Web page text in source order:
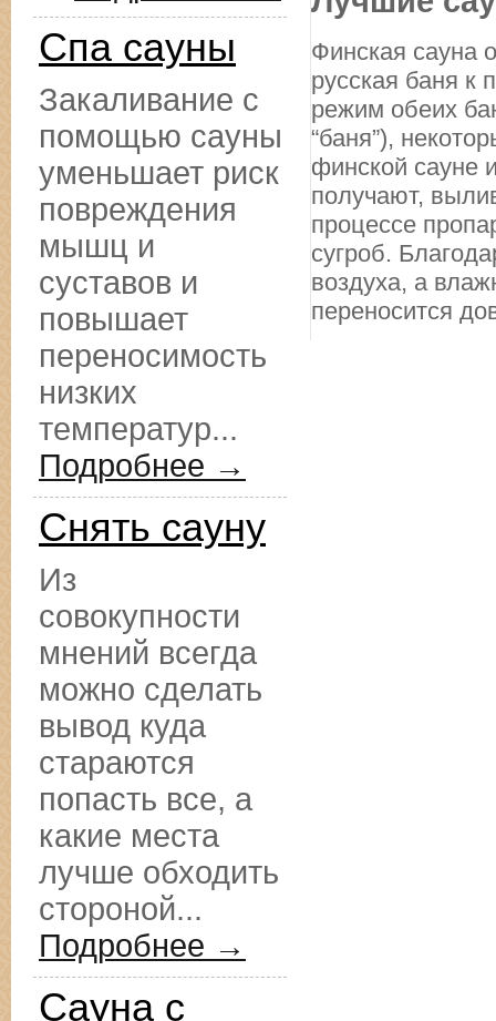
Финская сауна
русская баня к
режим обеих
“баня”),
финской сауне
получают,
процессе
сугроб.
воздуха, а
переносится
Спа сауны
Закаливание с
помощью сауны
уменьшает риск
повреждения
мышц и
суставов и
повышает
переносимость
низких
температур...
Подробнее →
Снять сауну
Из
совокупности
мнений всегда
можно сделать
вывод куда
стараются
попасть все, а
какие места
лучше обходить
стороной...
Подробнее →
Сауна с